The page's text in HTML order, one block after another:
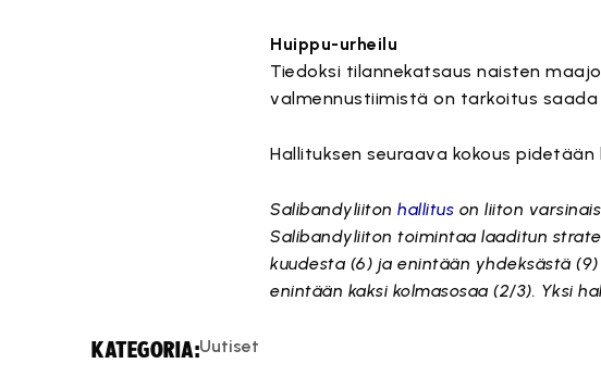
Huippu-urheilu
Tiedoksi tilannekatsaus naisten
valmennustiimistä on tarkoitus
Hallituksen seuraava kokous pidetään
Salibandyliitonhallitus on liiton
Salibandyliiton toimintaa laaditun
kuudesta (6) ja enintään yhdeksästä
enintään kaksi kolmasosaa (2/3). Yksi
KATEGORIA:Uutiset